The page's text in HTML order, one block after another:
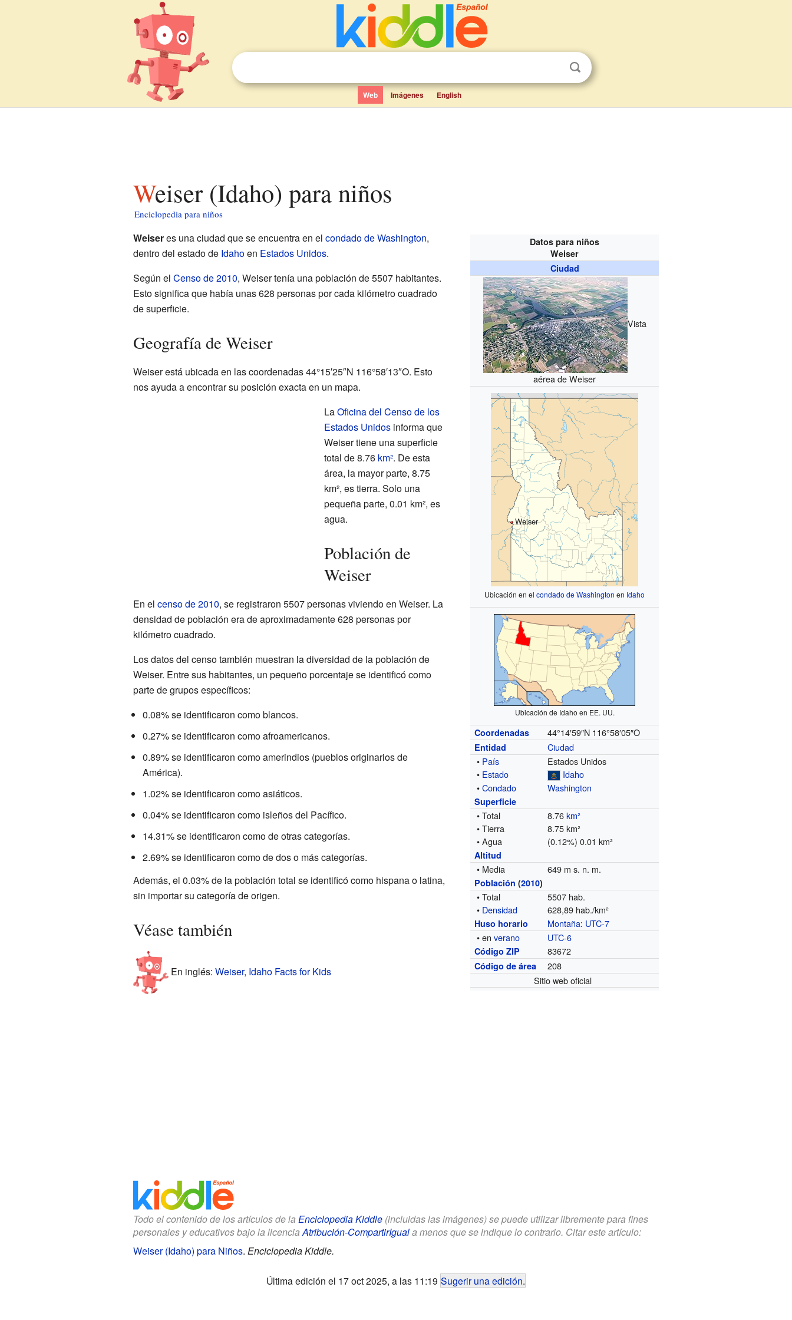
Web Imágenes English
Weiser (Idaho) para niños
Enciclopedia para niños
Datos para niños
Weiser
Ciudad
Vista
aérea de Weiser
Weiser
Ubicación en elcondado de Washington en Idaho
Ubicación de Idaho en EE. UU.
Coordenadas 44°14′59″N 116°58′05″O
Entidad
Ciudad
• País
Estados Unidos
• Estado
Idaho
•Condado Washington
Superficie
• Total 8.76km²
• Tierra
8.75 km²
• Agua
(0.12%) 0.01 km²
Altitud
• Media 649 m s. n. m.
Población (2010)
• Total
5507 hab.
• Densidad 628,89 hab./km²
Huso horario Montaña: UTC-7
• enverano UTC-6
Código ZIP 83672
Código de área
208
Sitio web oficial
Weiseres una ciudad que se encuentra en el condado de Washington,
dentro del estado de Idahoen Estados Unidos.
Según el Censo de 2010, Weiser tenía una población de 5507 habitantes.
Esto significa que había unas 628 personas por cada kilómetro cuadrado
de superficie.
Geografía de Weiser
Weiser está ubicada en las coordenadas 44°15′25″N 116°58′13″O. Esto
nos ayuda a encontrar su posición exacta en un mapa.
LaOficina del Censo de los
Estados Unidosinforma que
Weiser tiene una superficie
total de 8.76 km². De esta
área, la mayor parte, 8.75
km², es tierra. Solo una
pequeña parte, 0.01 km², es
agua.
Población de
Weiser
En el censo de 2010, se registraron 5507 personas viviendo en Weiser. La
densidad de población era de aproximadamente 628 personas por
kilómetro cuadrado.
Los datos del censo también muestran la diversidad de la población de
Weiser. Entre sus habitantes, un pequeño porcentaje se identificó como
parte de grupos específicos:
0.08% se identificaron como blancos.
0.27% se identificaron como afroamericanos.
0.89% se identificaron como amerindios (pueblos originarios de
América).
1.02% se identificaron como asiáticos.
0.04% se identificaron como isleños del Pacífico.
14.31% se identificaron como de otras categorías.
2.69% se identificaron como de dos o más categorías.
Además, el 0.03% de la población total se identificó como hispana o latina,
sin importar su categoría de origen.
Véase también
En inglés: Weiser, Idaho Facts for Kids
Todo el contenido de los artículos de la Enciclopedia Kiddle(incluidas las imágenes) se puede utilizar libremente para fines
personales y educativos bajo la licenciaAtribución-CompartirIguala menos que se indique lo contrario. Citar este artículo:
Weiser (Idaho) para Niños. Enciclopedia Kiddle.
Última edición el 17 oct 2025, a las 11:19 Sugerir una edición.